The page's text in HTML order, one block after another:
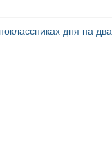
дня на два